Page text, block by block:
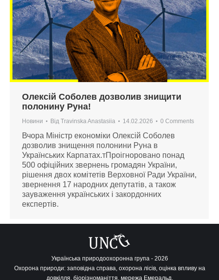
Олексій Соболев дозволив знищити
полонину Руна!
Новини Від Travinska Anastasiia 14.02.2026 0 Comments
Вчора Міністр економіки Олексій Соболев
дозволив знищення полонини Руна в
Українських Карпатах.тПроігноровано понад
500 офіційних звернень громадян України,
рішення двох комітетів Верховної Ради України,
звернення 17 народних депутатів, а також
зауваження українських і закордонних
експертів.
Українська природоохоронна група - 2026
Охорона природи: заповідна справа, охорона лісів, оцінка впливу на
довкілля, біорізноманіття, мережа Емеральд.